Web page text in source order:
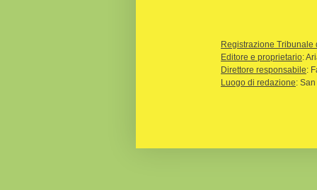
Registrazione Tribunale
Editore e proprietario:
Direttore responsabile:
Luogo di redazione: